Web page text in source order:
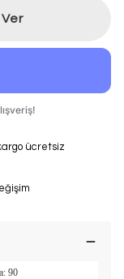
ücretsiz
90